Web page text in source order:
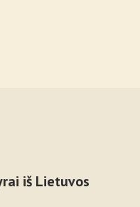
iš Lietuvos